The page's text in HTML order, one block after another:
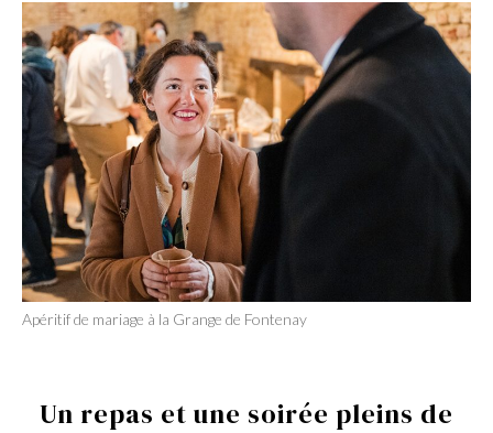
Apéritif de mariage à la Grange de Fontenay
Un repas et une soirée pleins de